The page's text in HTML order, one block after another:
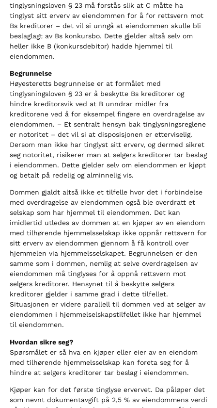
tinglysningsloven § 23 må forstås slik at C måtte ha
tinglyst sitt erverv av eiendommen for å for rettsvern mot
Bs kreditorer – det vil si unngå at eiendommen skulle bli
beslaglagt av Bs konkursbo. Dette gjelder altså selv om
heller ikke B (konkursdebitor) hadde hjemmel til
eiendommen.
Begrunnelse
Høyesteretts begrunnelse er at formålet med
tinglysningsloven § 23 er å beskytte Bs kreditorer og
hindre kreditorsvik ved at B unndrar midler fra
kreditorene ved å for eksempel fingere en overdragelse av
eiendommen. – Et sentralt hensyn bak tinglysningsreglene
er notoritet – det vil si at disposisjonen er etterviselig.
Dersom man ikke har tinglyst sitt erverv, og dermed sikret
seg notoritet, risikerer man at selgers kreditorer tar beslag
i eiendommen. Dette gjelder selv om eiendommen er kjøpt
og betalt på redelig og alminnelig vis.
Dommen gjaldt altså ikke et tilfelle hvor det i forbindelse
med overdragelse av eiendommen også ble overdratt et
selskap som har hjemmel til eiendommen. Det kan
imidlertid utledes av dommen at en kjøper av en eiendom
med tilhørende hjemmelsselskap ikke oppnår rettsvern for
sitt erverv av eiendommen gjennom å få kontroll over
hjemmelen via hjemmelsselskapet. Begrunnelsen er den
samme som i dommen, nemlig at selve overdragelsen av
eiendommen må tinglyses for å oppnå rettsvern mot
selgers kreditorer. Hensynet til å beskytte selgers
kreditorer gjelder i samme grad i dette tilfellet.
Situasjonen er videre parallell til dommen ved at selger av
eiendommen i hjemmelselskapstilfellet ikke har hjemmel
til eiendommen.
Hvordan sikre seg?
Spørsmålet er så hva en kjøper eller eier av en eiendom
med tilhørende hjemmelsselskap kan foreta seg for å
hindre at selgers kreditorer tar beslag i eiendommen.
Kjøper kan for det første tinglyse ervervet. Da påløper det
som nevnt dokumentavgift på 2,5 % av eiendommens verdi